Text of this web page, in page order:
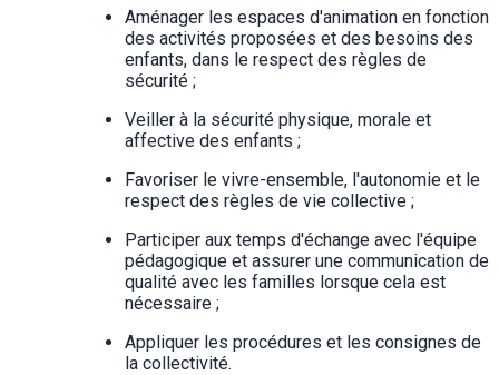
Aménager les espaces d'animation en fonction
des activités proposées et des besoins des
enfants, dans le respect des règles de
sécurité ;
Veiller à la sécurité physique, morale et
affective des enfants ;
Favoriser le vivre-ensemble, l'autonomie et le
respect des règles de vie collective ;
Participer aux temps d'échange avec l'équipe
pédagogique et assurer une communication de
qualité avec les familles lorsque cela est
nécessaire ;
Appliquer les procédures et les consignes de
la collectivité.